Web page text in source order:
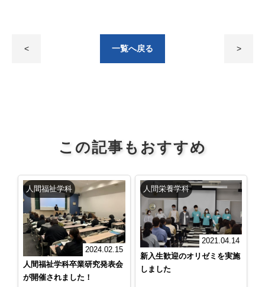
< 一覧へ戻る >
この記事もおすすめ
人間福祉学科
2024.02.15
人間福祉学科卒業研究発表会
が開催されました！
人間栄養学科
2021.04.14
新入生歓迎のオリゼミを実施
しました